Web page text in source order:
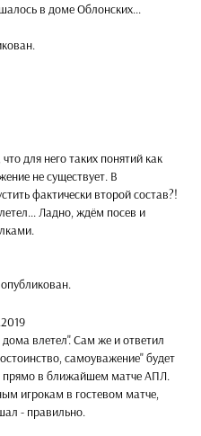
в доме Облонских...
для него таких понятий как
не существует. В
фактически второй состав?!
Ладно, ждём посев и
влетел". Сам же и ответил
самоуважение" будет
прямо в ближайшем матче АПЛ.
игрокам в гостевом матче,
- правильно.